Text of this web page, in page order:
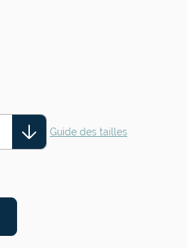
Guide des tailles